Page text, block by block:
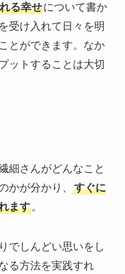
る幸せについて書か
受け入れて日々を明
とができます。なか
ットすることは大切
細さんがどんなこと
かが分かり、 すぐに
ます。
でしんどい思いをし
る方法を実践すれ